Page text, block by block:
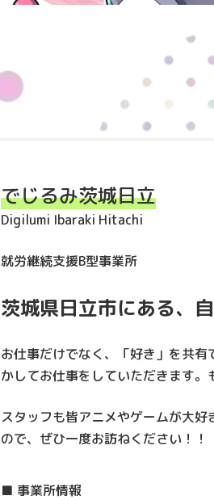
でじるみ茨城日立
Digilumi Ibaraki Hitachi
就労継続支援B型事業所
茨城県日立市にある、
お仕事だけでなく、「好き」を共
かしてお仕事をしていただきます。
スタッフも皆アニメやゲームが大
ので、ぜひ一度お訪ねください！！
■ 事業所情報